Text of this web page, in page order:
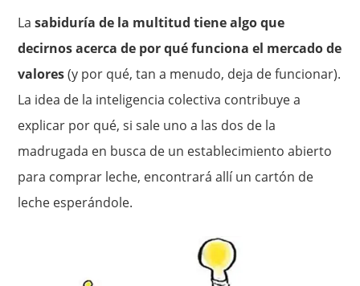
Lasabiduría de la multitud tiene algo que
decirnos acerca de por qué funciona el mercado de
valores(y por qué, tan a menudo, deja de funcionar).
La idea de la inteligencia colectiva contribuye a
explicar por qué, si sale uno a las dos de la
madrugada en busca de un establecimiento abier­to
para comprar leche, encontrará allí un cartón de
leche esperán­dole.